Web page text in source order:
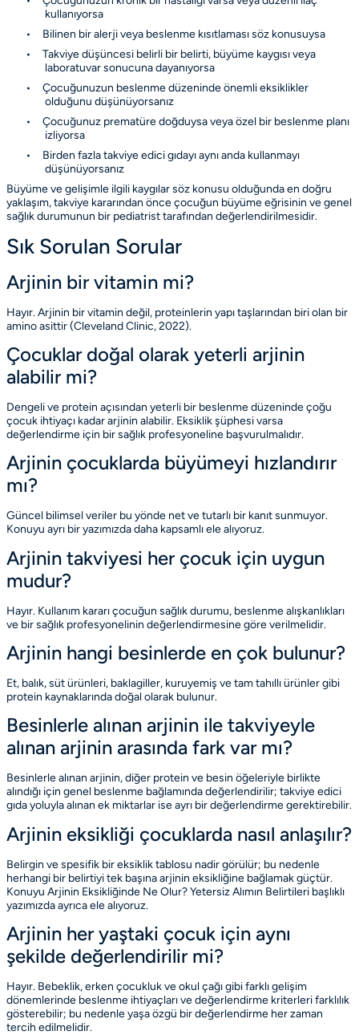
kullanıyorsa
•
Bilinen bir alerji veya beslenme kısıtlaması söz konusuysa
•
Takviye düşüncesi belirli bir belirti, büyüme kaygısı veya
laboratuvar sonucuna dayanıyorsa
•
Çocuğunuzun beslenme düzeninde önemli eksiklikler
olduğunu düşünüyorsanız
•
Çocuğunuz prematüre doğduysa veya özel bir beslenme planı
izliyorsa
•
Birden fazla takviye edici gıdayı aynı anda kullanmayı
düşünüyorsanız
Büyüme ve gelişimle ilgili kaygılar söz konusu olduğunda en doğru
yaklaşım, takviye kararından önce çocuğun büyüme eğrisinin ve genel
sağlık durumunun bir pediatrist tarafından değerlendirilmesidir.
Sık Sorulan Sorular
Arjinin bir vitamin mi?
Hayır. Arjinin bir vitamin değil, proteinlerin yapı taşlarından biri olan bir
amino asittir(Cleveland Clinic, 2022).
Çocuklar doğal olarak yeterli arjinin
alabilir mi?
Dengeli ve protein açısından yeterli bir beslenme düzeninde çoğu
çocuk ihtiyaçı kadar arjinin alabilir. Eksiklik şüphesi varsa
değerlendirme için bir sağlık profesyoneline başvurulmalıdır.
Arjinin çocuklarda büyümeyi hızlandırır
mı?
Güncel bilimsel veriler bu yönde net ve tutarlı bir kanıt sunmuyor.
Konuyu ayrı bir yazımızdadaha kapsamlı ele alıyoruz.
Arjinin takviyesi her çocuk için uygun
mudur?
Hayır. Kullanım kararı çocuğun sağlık durumu, beslenme alışkanlıkları
ve bir sağlık profesyonelinin değerlendirmesine göre verilmelidir.
Arjinin hangi besinlerde en çok bulunur?
Et, balık, süt ürünleri, baklagiller, kuruyemiş ve tam tahıllı ürünler gibi
protein kaynaklarında doğal olarak bulunur.
Besinlerle alınan arjinin ile takviyeyle
alınan arjinin arasında fark var mı?
Besinlerle alınan arjinin, diğer protein ve besin öğeleriyle birlikte
alındığı için genel beslenme bağlamında değerlendirilir; takviye edici
gıda yoluyla alınan ek miktarlar ise ayrı bir değerlendirme gerektirebilir.
Arjinin eksikliği çocuklarda nasıl anlaşılır?
Belirgin ve spesifik bir eksiklik tablosu nadir görülür; bu nedenle
herhangi bir belirtiyi tek başına arjinin eksikliğine bağlamak güçtür.
Konuyu Arjinin Eksikliğinde Ne Olur? Yetersiz Alımın Belirtileri başlıklı
yazımızda ayrıca ele alıyoruz.
Arjinin her yaştaki çocuk için aynı
şekilde değerlendirilir mi?
Hayır. Bebeklik, erken çocukluk ve okul çağı gibi farklı gelişim
dönemlerinde beslenme ihtiyaçları ve değerlendirme kriterleri farklılık
gösterebilir; bu nedenle yaşa özgü bir değerlendirme her zaman
tercih edilmelidir.